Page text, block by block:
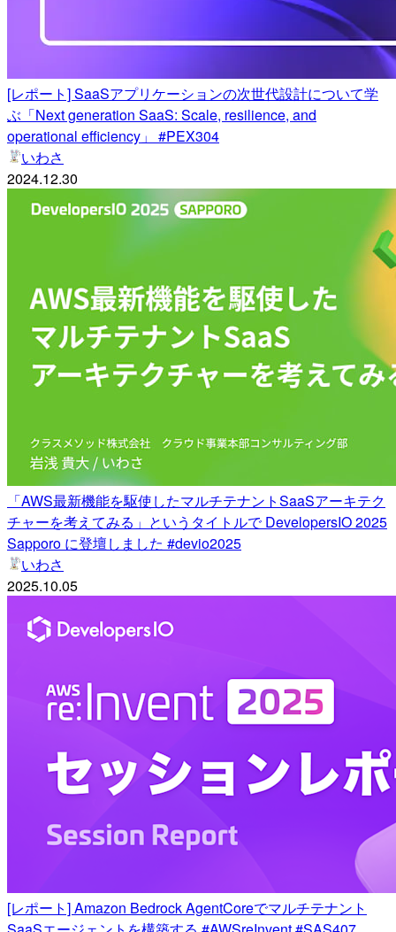
[レポート] SaaSアプリケーションの次世代設計について学
ぶ「Next generation SaaS: Scale, resilience, and
operational efficiency」 #PEX304
いわさ
2024.12.30
「AWS最新機能を駆使したマルチテナントSaaSアーキテク
チャーを考えてみる」というタイトルで DevelopersIO 2025
Sapporo に登壇しました #devio2025
いわさ
2025.10.05
[レポート] Amazon Bedrock AgentCoreでマルチテナント